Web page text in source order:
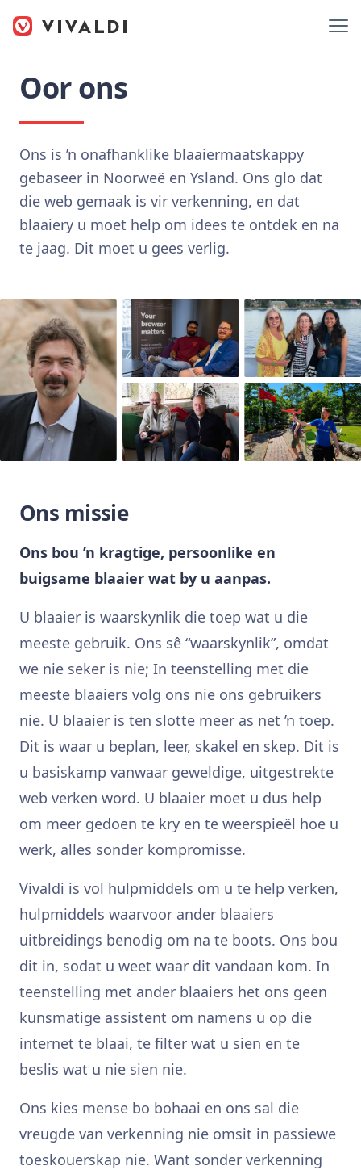
Oor ons
Ons is ’n onafhanklike blaaiermaatskappy
gebaseer in Noorweë en Ysland. Ons glo dat
die web gemaak is vir verkenning, en dat
blaaiery u moet help om idees te ontdek en na
te jaag. Dit moet u gees verlig.
Ons missie
Ons bou ’n kragtige, persoonlike en
buigsame blaaier wat by u aanpas.
U blaaier is waarskynlik die toep wat u die
meeste gebruik. Ons sê “waarskynlik”, omdat
we nie seker is nie; In teenstelling met die
meeste blaaiers volg ons nie ons gebruikers
nie. U blaaier is ten slotte meer as net ’n toep.
Dit is waar u beplan, leer, skakel en skep. Dit is
u basiskamp vanwaar geweldige, uitgestrekte
web verken word. U blaaier moet u dus help
om meer gedoen te kry en te weerspieël hoe u
werk, alles sonder kompromisse.
Vivaldi is vol hulpmiddels om u te help verken,
hulpmiddels waarvoor ander blaaiers
uitbreidings benodig om na te boots. Ons bou
dit in, sodat u weet waar dit vandaan kom. In
teenstelling met ander blaaiers het ons geen
kunsmatige assistent om namens u op die
internet te blaai, te filter wat u sien en te
beslis wat u nie sien nie.
Ons kies mense bo bohaai en ons sal die
vreugde van verkenning nie omsit in passiewe
toeskouerskap nie. Want sonder verkenning